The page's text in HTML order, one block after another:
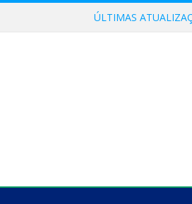
ÚLTIMAS